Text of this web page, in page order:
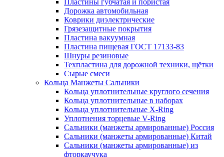
Пластины губчатая и пористая
Дорожка автомобильная
Коврики диэлектрические
Грязезащитные покрытия
Пластина вакуумная
Пластина пищевая ГОСТ 17133-83
Шнуры резиновые
Техпластина для дорожной техники, щётки
Сырые смеси
Кольца Манжеты Сальники
Кольца уплотнительные круглого сечения
Кольца уплотнительные в наборах
Кольца уплотнительные Х-Ring
Уплотнения торцевые V-Ring
Сальники (манжеты армированные) Россия
Сальники (манжеты армированные) Китай
Сальники (манжеты армированные) из
фторкаучука